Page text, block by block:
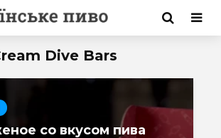
Dive Bars
со вкусом пива